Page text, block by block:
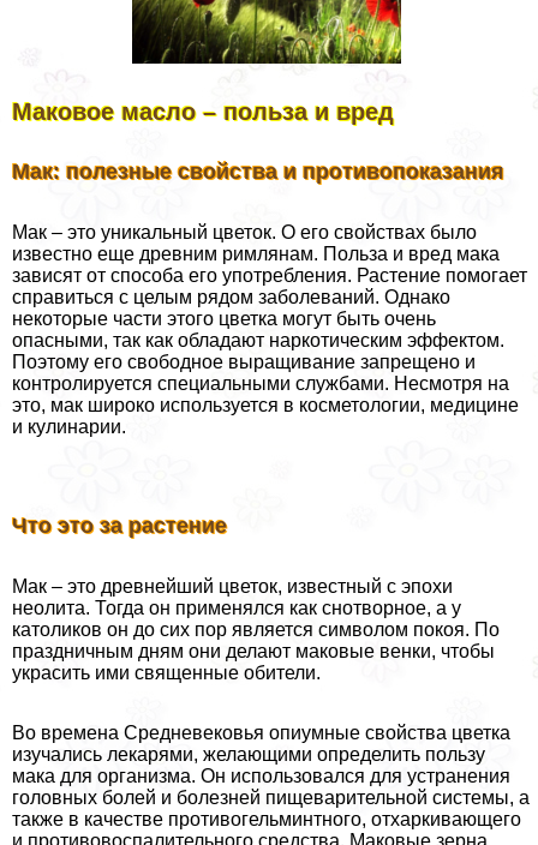
Маковое масло – польза и вред
Мак: полезные свойства и противопоказания
Мак – это уникальный цветок. О его свойствах было
известно еще древним римлянам. Польза и вред мака
зависят от способа его употрeбления. Растение помогает
справиться с целым рядом заболеваний. Однако
некоторые части этого цветка могут быть очень
опасными, так как обладают наркотическим эффектом.
Поэтому его свободное выращивание запрещено и
контролируется специальными службами. Несмотря на
это, мак широко используется в косметологии, медицине
и кулинарии.
Что это за растение
Мак – это древнейший цветок, известный с эпохи
неолита. Тогда он применялся как снотворное, а у
католиков он до сих пор является символом покоя. По
праздничным дням они делают маковые венки, чтобы
украсить ими священные обители.
Во времена Средневековья опиумные свойства цветка
изучались лекарями, желающими определить пользу
мака для организма. Он использовался для устранения
головных болей и болезней пищеварительной системы, а
также в качестве противогельминтного, отхаркивающего